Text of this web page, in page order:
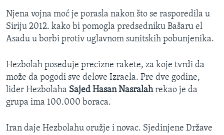
Njena vojna moć je porasla nakon što se rasporedila u
Siriju 2012. kako bi pomogla predsedniku Bašaru el
Asadu u borbi protiv uglavnom sunitskih pobunjenika.
Hezbolah poseduje precizne rakete, za koje tvrdi da
može da pogodi sve delove Izraela. Pre dve godine,
lider Hezbolaha Sajed Hasan Nasralahrekao je da
grupa ima 100.000 boraca.
Iran daje Hezbolahu oružje i novac. Sjedinjene Države